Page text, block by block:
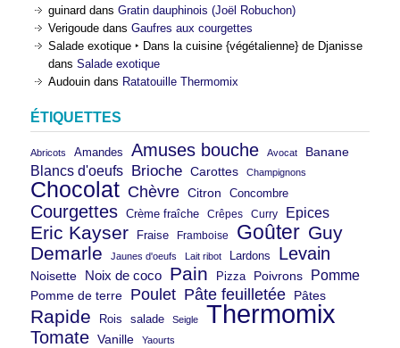
guinard dans Gratin dauphinois (Joël Robuchon)
Verigoude dans Gaufres aux courgettes
Salade exotique ‣ Dans la cuisine {végétalienne} de Djanisse
dans Salade exotique
Audouin dans Ratatouille Thermomix
ÉTIQUETTES
Abricots Amandes Amuses bouche Avocat Banane
Blancs d'oeufs Brioche Carottes Champignons
Chocolat Chèvre Citron Concombre
Courgettes Crème fraîche Crêpes Curry Epices
Eric Kayser Fraise Framboise Goûter Guy
Demarle
Jaunes d'oeufs Lait ribot Lardons Levain
Noisette Noix de coco Pain Pizza Poivrons Pomme
Pomme de terre Poulet Pâte feuilletée Pâtes
Rapide Rois salade Seigle Thermomix
Tomate Vanille Yaourts